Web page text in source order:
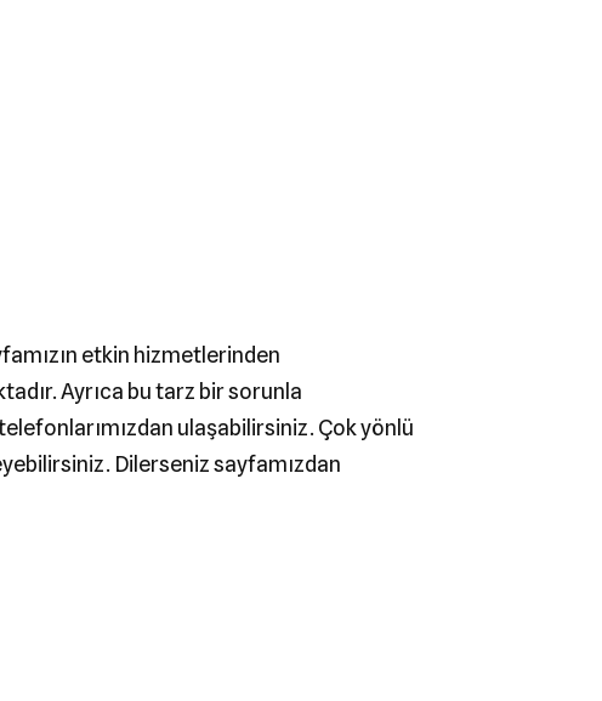
etkin hizmetlerinden
Ayrıca bu tarz bir sorunla
ulaşabilirsiniz. Çok yönlü
Dilerseniz sayfamızdan